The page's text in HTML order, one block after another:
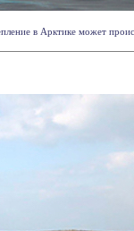
в Арктике может